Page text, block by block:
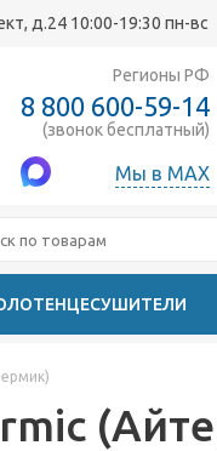
д.24 10:00-19:30 пн-вс
Регионы РФ
8 800 600-59-14
(звонок бесплатный)
Мы в MAX